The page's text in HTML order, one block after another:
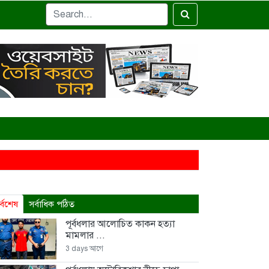
জয়গান
বাবাকে জরিমানা
পরিবারকে সহায়তা ওয়ালটন প্লাজার
সর্বাধিক পঠিত
পূর্বধলার আলোচিত কাকন হত্যা
মামলার ...
3 days আগে